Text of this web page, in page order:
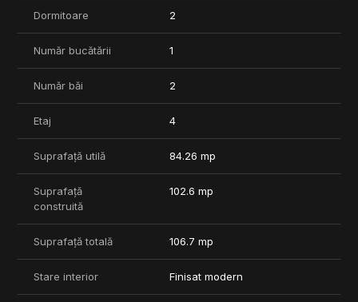
Ideal atât pentru locuit, cât și pentru investiție.
Proiectul oferă o gamă variată de apartamente, de la studiouri și
apartamente cu 2, 3 sau 4 camere, până la duplexuri și
apartamente cu grădină.
Pentru mai multe informatii nu ezitati sa ne contactati.
Dormitoare 2
Număr bucătării 1
Număr băi 2
Etaj 4
Suprafață utilă 84.26 mp
Suprafață
construită
102.6 mp
Suprafață totală 106.7 mp
Stare interior Finisat modern